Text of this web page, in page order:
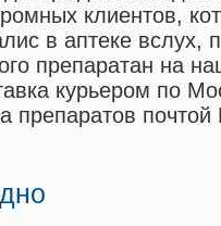
клиентов,
в аптеке вслух,
препаратан на
курьером по
препаратов